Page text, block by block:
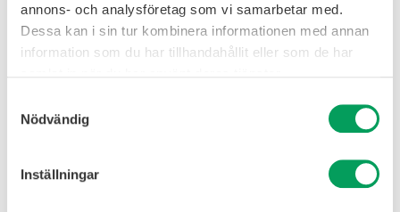
annons- och analysföretag som vi samarbetar med.
Dessa kan i sin tur kombinera informationen med annan
information som du har tillhandahållit eller som de har
Nödvändig
Inställningar